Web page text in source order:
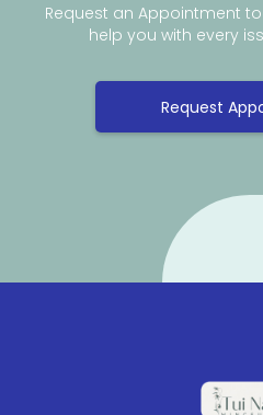
Request an Appointment
help you with every
Request